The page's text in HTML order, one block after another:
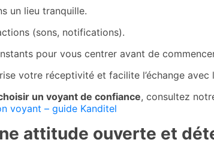
un lieu tranquille.
(sons, notifications).
pour vous centrer avant de
votre réceptivité et facilite l’échange avec
un voyant de confiance, consultez
voyant – guide Kanditel
attitude ouverte et